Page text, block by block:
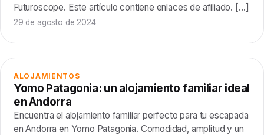
Futuroscope. Este artículo contiene enlaces de afiliado. […]
29 de agosto de 2024
ALOJAMIENTOS
Yomo Patagonia: un alojamiento familiar ideal
en Andorra
Encuentra el alojamiento familiar perfecto para tu escapada
en Andorra en Yomo Patagonia. Comodidad, amplitud y un